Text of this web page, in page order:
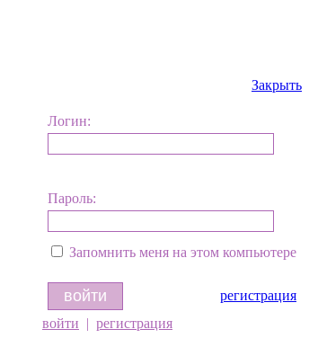
Закрыть
Логин:
Пароль:
Запомнить меня на этом компьютере
регистрация
войти | регистрация